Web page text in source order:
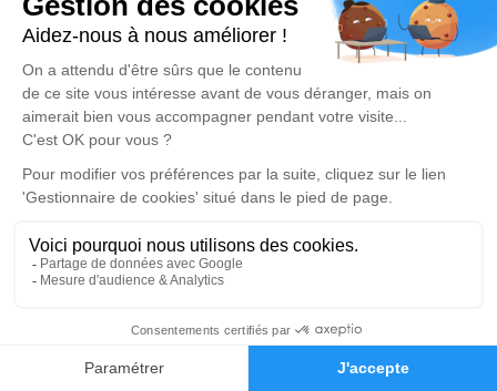
Faire-part Hommages
honorer la mémoire de Jacques COURTIADE.
Un service de plantation d’arbre hommage estdisponible
lundi 12 février 2024 à 12h00
Crématorium de Corné de Corné Loire-
Authion
49630 Corné Loire-Authion